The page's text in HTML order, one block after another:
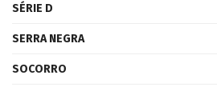
SÉRIE D
SERRA NEGRA
SOCORRO